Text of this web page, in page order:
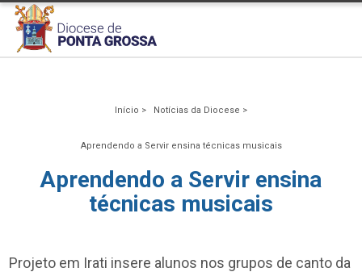
Início > Notícias da Diocese >
Aprendendo a Servir ensina técnicas musicais
Aprendendo a Servir ensina
técnicas musicais
Projeto em Irati insere alunos nos grupos de canto da